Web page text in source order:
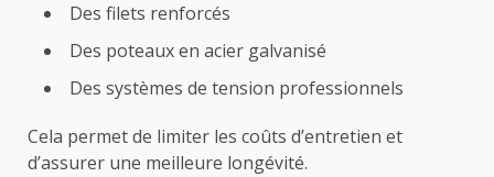
Des filets renforcés
Des poteaux en acier galvanisé
Des systèmes de tension professionnels
Cela permet de limiter les coûts d’entretien et
d’assurer une meilleure longévité.